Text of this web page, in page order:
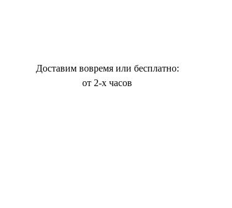
Доставим вовремя или бесплатно:
от 2-х часов